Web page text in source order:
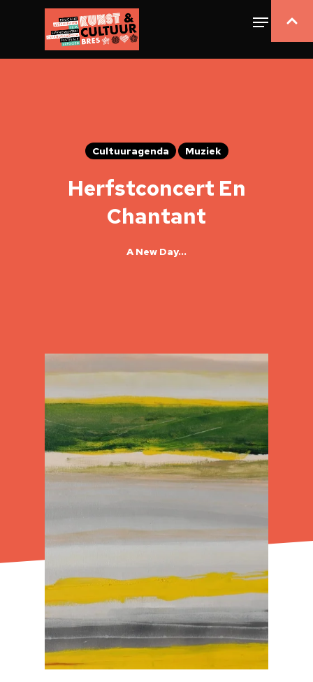
Cultuuragenda Muziek
Herfstconcert En
Chantant
A New Day…